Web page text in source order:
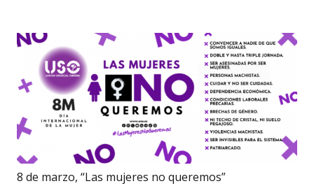
8 de marzo, “Las mujeres no queremos”